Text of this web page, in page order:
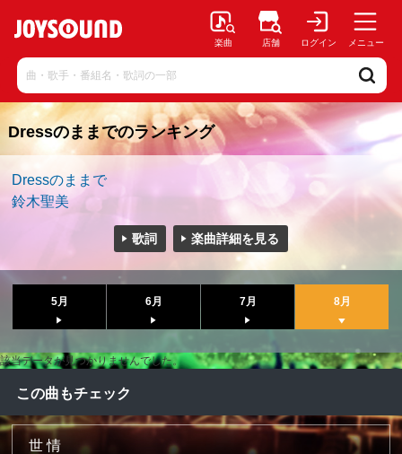
楽曲 店舗 ログイン メニュー
Dressのままでのランキング
Dressのままで
鈴木聖美
歌詞 楽曲詳細を見る
5月 6月 7月 8月
該当データが見つかりませんでした。
この曲もチェック
世 情